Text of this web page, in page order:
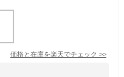
価格と在庫を楽天でチェック >>